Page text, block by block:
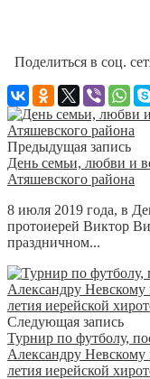
Поделиться в соц.
Предыдущая запись
День семьи, любви и
Атяшевского района
8 июля 2019 года, в
протоиерей Виктор
праздничном...
Следующая запись
Турнир по футболу,
Александру
летия иерейской